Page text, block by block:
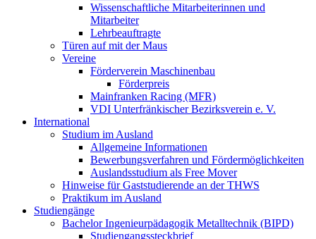
Wissenschaftliche Mitarbeiterinnen und
Mitarbeiter
Lehrbeauftragte
Türen auf mit der Maus
Vereine
Förderverein Maschinenbau
Förderpreis
Mainfranken Racing (MFR)
VDI Unterfränkischer Bezirksverein e. V.
International
Studium im Ausland
Allgemeine Informationen
Bewerbungsverfahren und Fördermöglichkeiten
Auslandsstudium als Free Mover
Hinweise für Gaststudierende an der THWS
Praktikum im Ausland
Studiengänge
Bachelor Ingenieurpädagogik Metalltechnik (BIPD)
Studiengangssteckbrief